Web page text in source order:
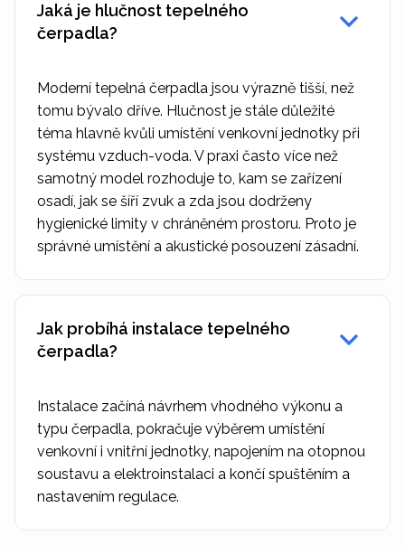
Jaká je hlučnost tepelného
čerpadla?
Moderní tepelná čerpadla jsou výrazně tišší, než
tomu bývalo dříve. Hlučnost je stále důležité
téma hlavně kvůli umístění venkovní jednotky při
systému vzduch-voda. V praxi často více než
samotný model rozhoduje to, kam se zařízení
osadí, jak se šíří zvuk a zda jsou dodrženy
hygienické limity v chráněném prostoru. Proto je
správné umístění a akustické posouzení zásadní.
Jak probíhá instalace tepelného
čerpadla?
Instalace začíná návrhem vhodného výkonu a
typu čerpadla, pokračuje výběrem umístění
venkovní i vnitřní jednotky, napojením na otopnou
soustavu a elektroinstalaci a končí spuštěním a
nastavením regulace.